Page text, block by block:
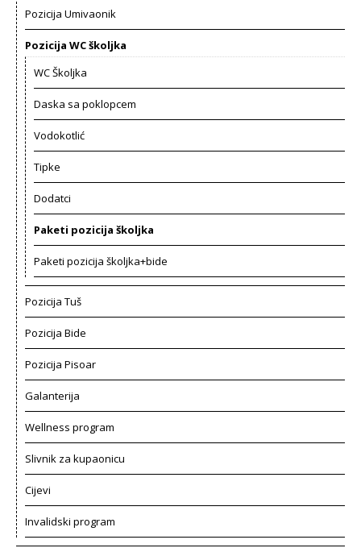
Pozicija Umivaonik
Pozicija WC školjka
WC Školjka
Daska sa poklopcem
Vodokotlić
Tipke
Dodatci
Paketi pozicija školjka
Paketi pozicija školjka+bide
Pozicija Tuš
Pozicija Bide
Pozicija Pisoar
Galanterija
Wellness program
Slivnik za kupaonicu
Cijevi
Invalidski program